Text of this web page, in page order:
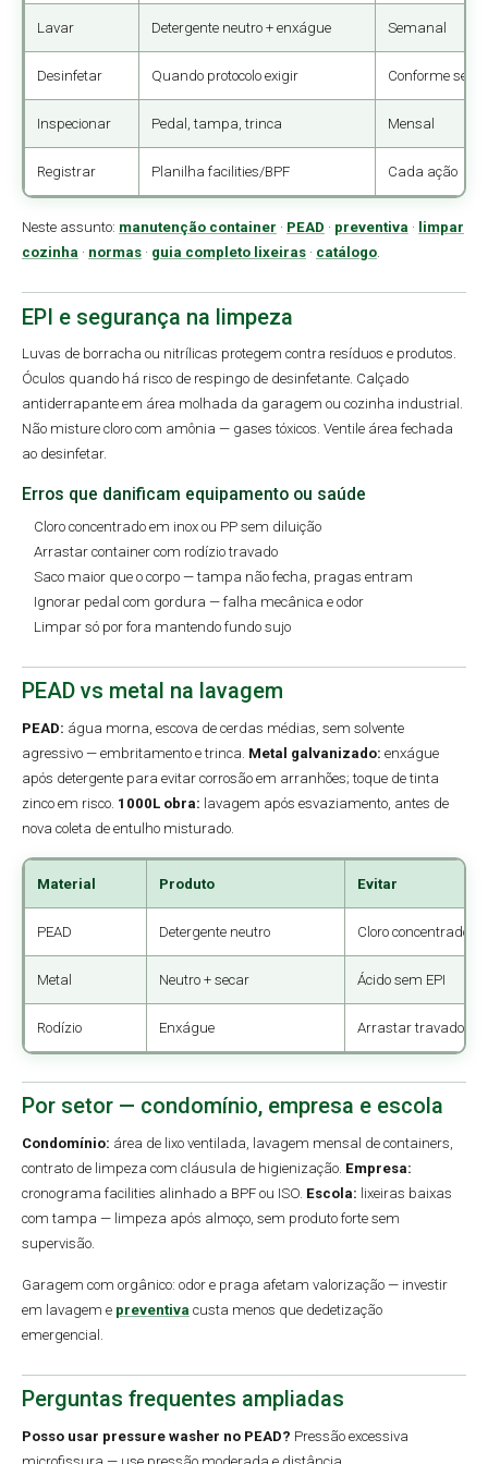
Lavar Detergente neutro + enxágue Semanal
Desinfetar Quando protocolo exigir Conforme setor
Inspecionar Pedal, tampa, trinca Mensal
Registrar Planilha facilities/BPF Cada ação
Neste assunto: manutenção container · PEAD · preventiva · limpar
cozinha · normas · guia completo lixeiras · catálogo.
EPI e segurança na limpeza
Luvas de borracha ou nitrílicas protegem contra resíduos e produtos.
Óculos quando há risco de respingo de desinfetante. Calçado
antiderrapante em área molhada da garagem ou cozinha industrial.
Não misture cloro com amônia — gases tóxicos. Ventile área fechada
ao desinfetar.
Erros que danificam equipamento ou saúde
Cloro concentrado em inox ou PP sem diluição
Arrastar container com rodízio travado
Saco maior que o corpo — tampa não fecha, pragas entram
Ignorar pedal com gordura — falha mecânica e odor
Limpar só por fora mantendo fundo sujo
PEAD vs metal na lavagem
PEAD: água morna, escova de cerdas médias, sem solvente
agressivo — embritamento e trinca. Metal galvanizado: enxágue
após detergente para evitar corrosão em arranhões; toque de tinta
zinco em risco. 1000L obra: lavagem após esvaziamento, antes de
nova coleta de entulho misturado.
Material Produto Evitar
PEAD Detergente neutro Cloro concentrado
Metal Neutro + secar Ácido sem EPI
Rodízio Enxágue Arrastar travado
Por setor — condomínio, empresa e escola
Condomínio: área de lixo ventilada, lavagem mensal de containers,
contrato de limpeza com cláusula de higienização. Empresa:
cronograma facilities alinhado a BPF ou ISO. Escola: lixeiras baixas
com tampa — limpeza após almoço, sem produto forte sem
supervisão.
Garagem com orgânico: odor e praga afetam valorização — investir
em lavagem e preventiva custa menos que dedetização
emergencial.
Perguntas frequentes ampliadas
Posso usar pressure washer no PEAD? Pressão excessiva